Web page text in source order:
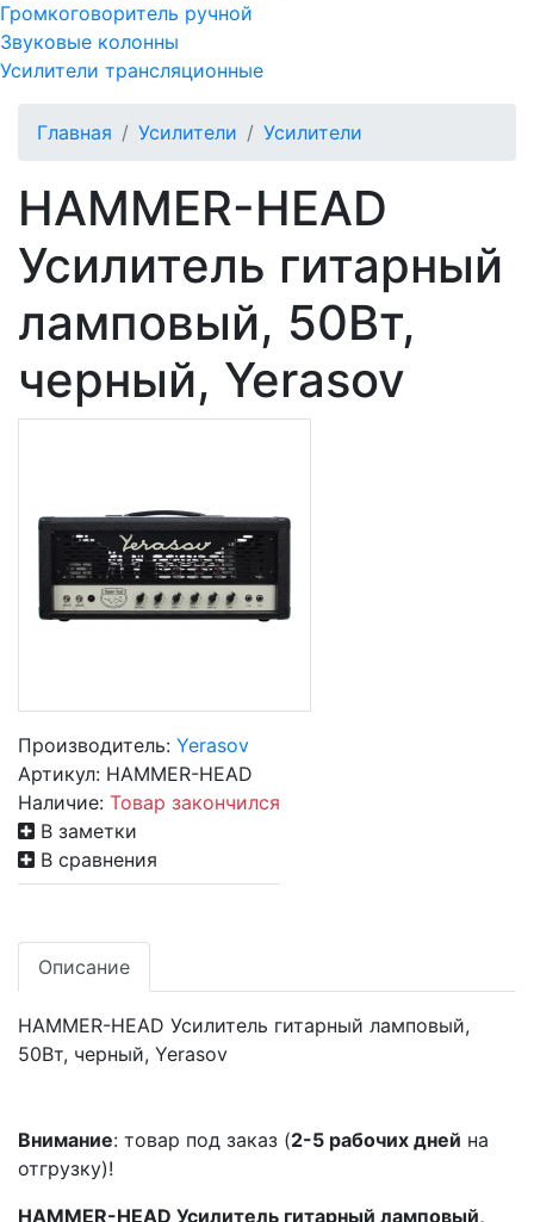
Громкоговоритель ручной
Звуковые колонны
Усилители трансляционные
Главная Усилители Усилители
HAMMER-HEAD
Усилитель гитарный
ламповый, 50Вт,
черный, Yerasov
Производитель: Yerasov
Артикул: HAMMER-HEAD
Наличие: Товар закончился
В заметки
В сравнения
Описание
HAMMER-HEAD Усилитель гитарный ламповый,
50Вт, черный, Yerasov
Внимание: товар под заказ (2-5 рабочих дней на
отгрузку)!
HAMMER-HEAD Усилитель гитарный ламповый,